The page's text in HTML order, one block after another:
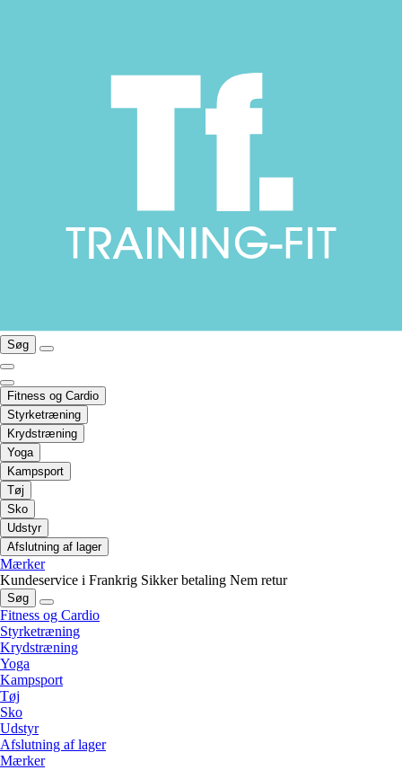
Søg
Fitness og Cardio
Styrketræning
Krydstræning
Yoga
Kampsport
Tøj
Sko
Udstyr
Afslutning af lager
Mærker
Kundeservice i Frankrig Sikker betaling Nem retur
Søg
Fitness og Cardio
Styrketræning
Krydstræning
Yoga
Kampsport
Tøj
Sko
Udstyr
Afslutning af lager
Mærker